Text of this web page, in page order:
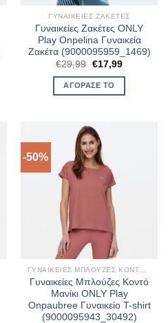
ΓΥΝΑΙΚΕΊΕΣ ΖΑΚΈΤΕΣ
Γυναικείες Ζακέτες ONLY
Play Onpelina Γυναικεία
Ζακέτα (9000095959_1469)
€29,99 Original
was:
€29,99.
€17,99Η
ΑΓΌΡΑΣΈ ΤΟ
-50%
Γυναικείες Μπλούζες Κοντό
Μανίκι ONLY Play
Onpaubree Γυναικείο T-shirt
(9000095943_30492)